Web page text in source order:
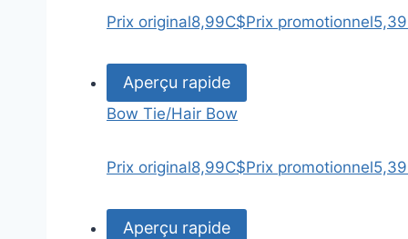
Prix original8,99C$Prix promotionnel
Aperçu rapide
Bow Tie/Hair Bow
Prix original8,99C$Prix promotionnel
Aperçu rapide